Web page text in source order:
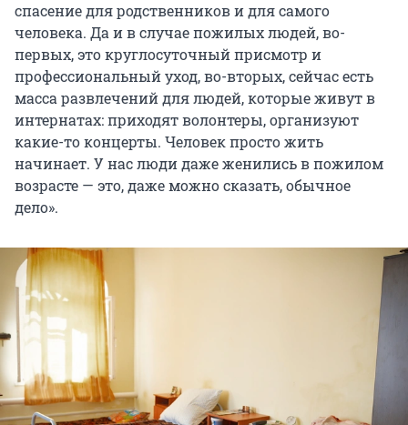
спасение для родственников и для самого
человека. Да и в случае пожилых людей, во-
первых, это круглосуточный присмотр и
профессиональный уход, во-вторых, сейчас есть
масса развлечений для людей, которые живут в
интернатах: приходят волонтеры, организуют
какие-то концерты. Человек просто жить
начинает. У нас люди даже женились в пожилом
возрасте — это, даже можно сказать, обычное
дело».